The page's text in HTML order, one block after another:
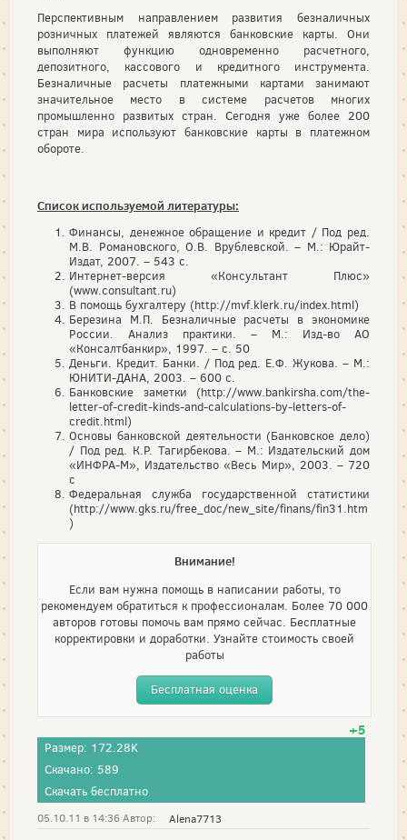
Перспективным направлением развития безналичных
розничных платежей являются банковские карты. Они
выполняют функцию одновременно расчетного,
депозитного, кассового и кредитного инструмента.
Безналичные расчеты платежными картами занимают
значительное место в системе расчетов многих
промышленно развитых стран. Сегодня уже более 200
стран мира используют банковские карты в платежном
обороте.
Список используемой литературы:
Финансы, денежное обращение и кредит / Под ред.
М.В. Романовского, О.В. Врублевской. – М.: Юрайт-
Издат, 2007. – 543 с.
Интернет-версия «Консультант Плюс»
(www.consultant.ru)
В помощь бухгалтеру (http://mvf.klerk.ru/index.html)
Березина М.П. Безналичные расчеты в экономике
России. Анализ практики. – М.: Изд-во АО
«Консалтбанкир», 1997. – с. 50
Деньги. Кредит. Банки. / Под ред. Е.Ф. Жукова. – М.:
ЮНИТИ-ДАНА, 2003. – 600 с.
Банковские заметки (http://www.bankirsha.com/the-
letter-of-credit-kinds-and-calculations-by-letters-of-
credit.html)
Основы банковской деятельности (Банковское дело)
/ Под ред. К.Р. Тагирбекова. – М.: Издательский дом
«ИНФРА-М», Издательство «Весь Мир», 2003. – 720
с
Федеральная служба государственной статистики
(http://www.gks.ru/free_doc/new_site/finans/fin31.htm
)
Внимание!
Если вам нужна помощь в написании работы, то
рекомендуем обратиться к профессионалам. Более 70 000
авторов готовы помочь вам прямо сейчас. Бесплатные
корректировки и доработки. Узнайте стоимость своей
работы
Бесплатная оценка
+5
Размер: 172.28K
Скачано: 589
Скачать бесплатно
05.10.11 в 14:36 Автор: Alena7713